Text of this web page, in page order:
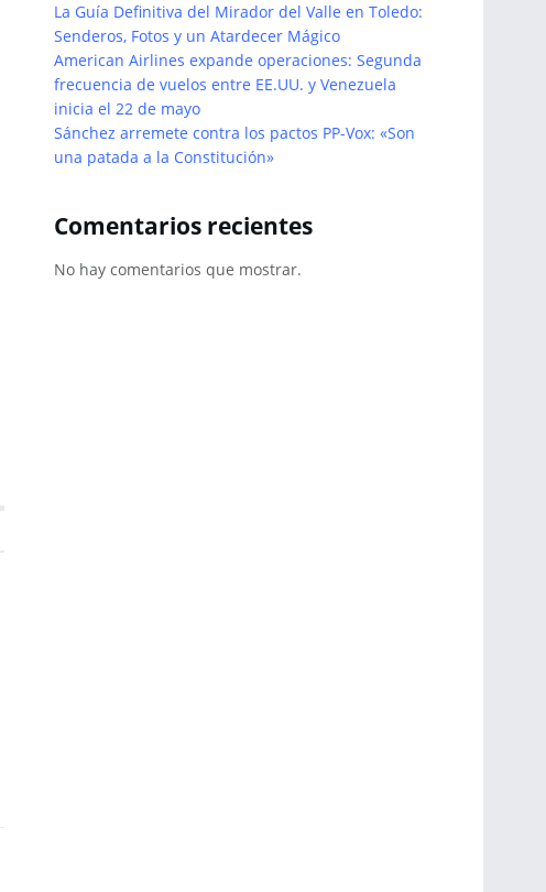
La Guía Definitiva del Mirador del Valle en Toledo:
Senderos, Fotos y un Atardecer Mágico
American Airlines expande operaciones: Segunda
frecuencia de vuelos entre EE.UU. y Venezuela
inicia el 22 de mayo
Sánchez arremete contra los pactos PP-Vox: «Son
una patada a la Constitución»
Comentarios recientes
No hay comentarios que mostrar.